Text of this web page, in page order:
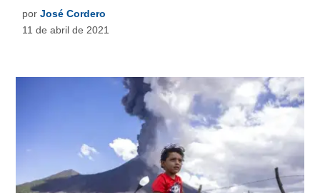
por José Cordero
11 de abril de 2021